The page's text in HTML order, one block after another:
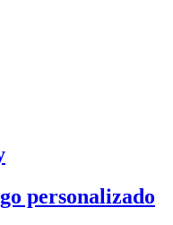
personalizado